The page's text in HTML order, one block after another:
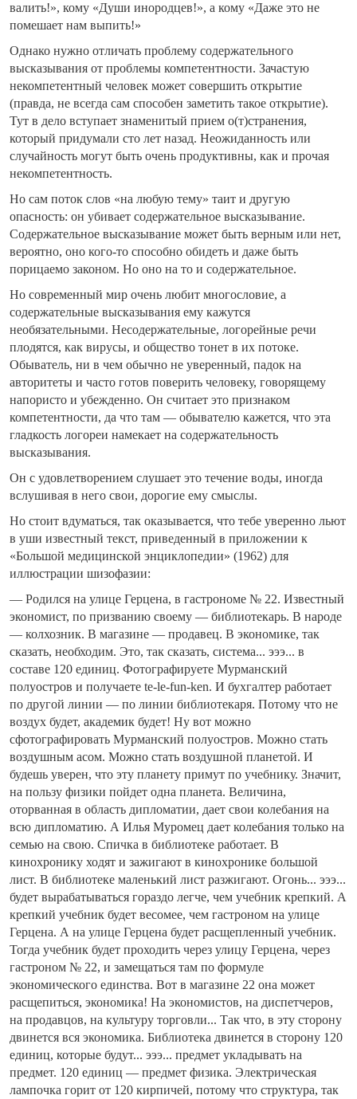
валить!», кому «Души инородцев!», а кому «Даже это не
помешает нам выпить!»
Однако нужно отличать проблему содержательного
высказывания от проблемы компетентности. Зачастую
некомпетентный человек может совершить открытие
(правда, не всегда сам способен заметить такое открытие).
Тут в дело вступает знаменитый прием о(т)странения,
который придумали сто лет назад. Неожиданность или
случайность могут быть очень продуктивны, как и прочая
некомпетентность.
Но сам поток слов «на любую тему» таит и другую
опасность: он убивает содержательное высказывание.
Содержательное высказывание может быть верным или нет,
вероятно, оно кого-то способно обидеть и даже быть
порицаемо законом. Но оно на то и содержательное.
Но современный мир очень любит многословие, а
содержательные высказывания ему кажутся
необязательными. Несодержательные, логорейные речи
плодятся, как вирусы, и общество тонет в их потоке.
Обыватель, ни в чем обычно не уверенный, падок на
авторитеты и часто готов поверить человеку, говорящему
напористо и убежденно. Он считает это признаком
компетентности, да что там — обывателю кажется, что эта
гладкость логореи намекает на содержательность
высказывания.
Он с удовлетворением слушает это течение воды, иногда
вслушивая в него свои, дорогие ему смыслы.
Но стоит вдуматься, так оказывается, что тебе уверенно льют
в уши известный текст, приведенный в приложении к
«Большой медицинской энциклопедии» (1962) для
иллюстрации шизофазии:
— Родился на улице Герцена, в гастрономе № 22. Известный
экономист, по призванию своему — библиотекарь. В народе
— колхозник. В магазине — продавец. В экономике, так
сказать, необходим. Это, так сказать, система... эээ... в
составе 120 единиц. Фотографируете Мурманский
полуостров и получаете te-le-fun-ken. И бухгалтер работает
по другой линии — по линии библиотекаря. Потому что не
воздух будет, академик будет! Ну вот можно
сфотографировать Мурманский полуостров. Можно стать
воздушным асом. Можно стать воздушной планетой. И
будешь уверен, что эту планету примут по учебнику. Значит,
на пользу физики пойдет одна планета. Величина,
оторванная в область дипломатии, дает свои колебания на
всю дипломатию. А Илья Муромец дает колебания только на
семью на свою. Спичка в библиотеке работает. В
кинохронику ходят и зажигают в кинохронике большой
лист. В библиотеке маленький лист разжигают. Огонь... эээ...
будет вырабатываться гораздо легче, чем учебник крепкий. А
крепкий учебник будет весомее, чем гастроном на улице
Герцена. А на улице Герцена будет расщепленный учебник.
Тогда учебник будет проходить через улицу Герцена, через
гастроном № 22, и замещаться там по формуле
экономического единства. Вот в магазине 22 она может
расщепиться, экономика! На экономистов, на диспетчеров,
на продавцов, на культуру торговли... Так что, в эту сторону
двинется вся экономика. Библиотека двинется в сторону 120
единиц, которые будут... эээ... предмет укладывать на
предмет. 120 единиц — предмет физика. Электрическая
лампочка горит от 120 кирпичей, потому что структура, так